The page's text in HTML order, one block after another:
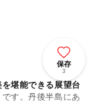
保存
3
堪能できる展望台
す。丹後半島にあ